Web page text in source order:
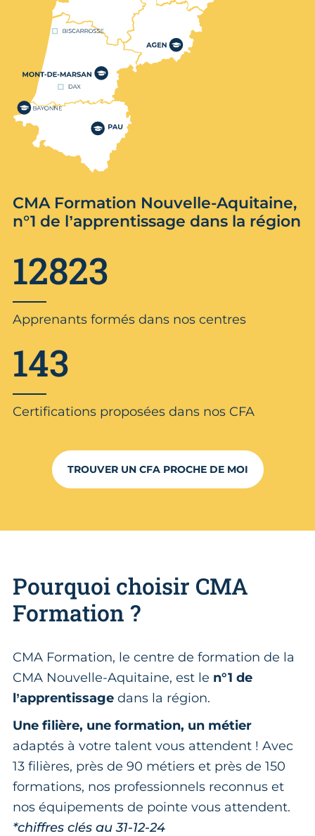
CMA Formation Nouvelle-Aquitaine,
n°1 de l’apprentissage dans la région
12823
Apprenants formés dans nos centres
143
Certifications proposées dans nos CFA
TROUVER UN CFA PROCHE DE MOI
Pourquoi choisir CMA
Formation ?
CMA Formation, le centre de formation de la
CMA Nouvelle-Aquitaine, est le n°1 de
l’apprentissage dans la région.
Une filière, une formation, un métier
adaptés à votre talent vous attendent ! Avec
13 filières, près de 90 métiers et près de 150
formations, nos professionnels reconnus et
nos équipements de pointe vous attendent.
*chiffres clés au 31-12-24